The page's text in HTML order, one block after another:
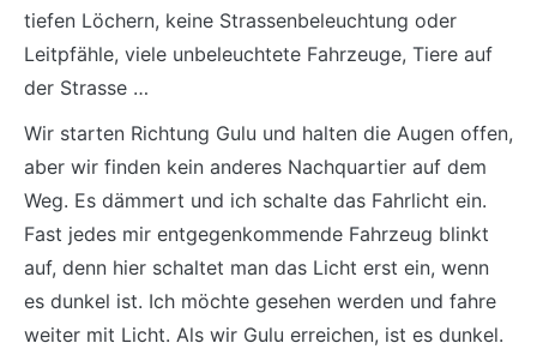
tiefen Löchern, keine Strassenbeleuchtung oder
Leitpfähle, viele unbeleuchtete Fahrzeuge, Tiere auf
der Strasse …
Wir starten Richtung Gulu und halten die Augen offen,
aber wir finden kein anderes Nachquartier auf dem
Weg. Es dämmert und ich schalte das Fahrlicht ein.
Fast jedes mir entgegenkommende Fahrzeug blinkt
auf, denn hier schaltet man das Licht erst ein, wenn
es dunkel ist. Ich möchte gesehen werden und fahre
weiter mit Licht. Als wir Gulu erreichen, ist es dunkel.